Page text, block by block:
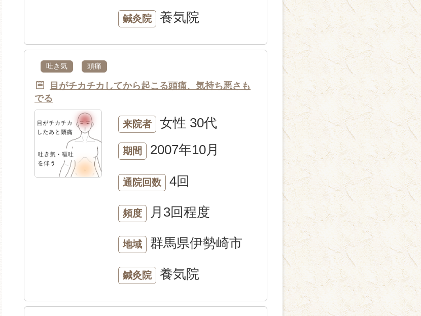
鍼灸院 養気院
吐き気 頭痛
目がチカチカしてから起こる頭痛、気持ち悪さも
でる
来院者 女性 30代
期間 2007年10月
通院回数 4回
頻度 月3回程度
地域 群馬県伊勢崎市
鍼灸院 養気院